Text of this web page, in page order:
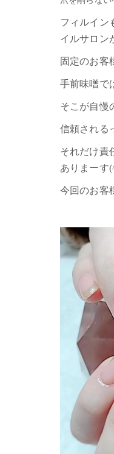
フィルイン
イルサロン
固定のお客
手前味噌で
そこが自慢
信頼される
それだけ責
ありまーす
今回のお客